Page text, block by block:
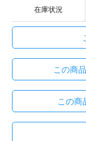
在庫状況
この商
この商